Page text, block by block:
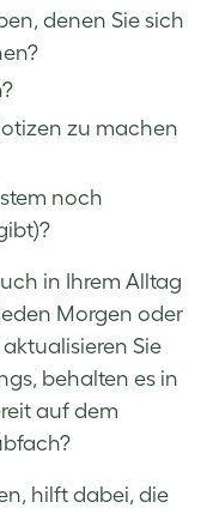
denen Sie sich
zu machen
noch
in Ihrem Alltag
Morgen oder
Sie
behalten es in
auf dem
hilft dabei, die